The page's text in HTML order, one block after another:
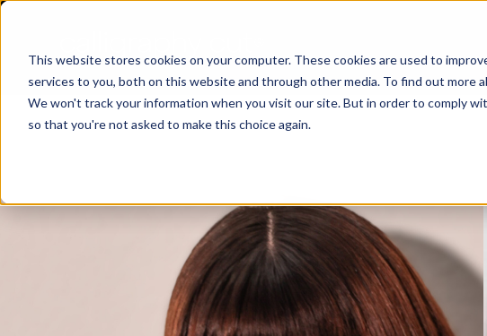
This website stores cookies on your computer. These cookies are used to
services to you, both on this website and through other media. To find out more
We won't track your information when you visit our site. But in order to comply
so that you're not asked to make this choice again.